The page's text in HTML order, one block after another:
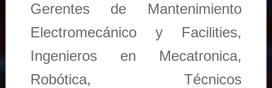
Gerentes de Mantenimiento
Electromecánico y Facilities,
Ingenieros en Mecatronica,
Robótica, Técnicos